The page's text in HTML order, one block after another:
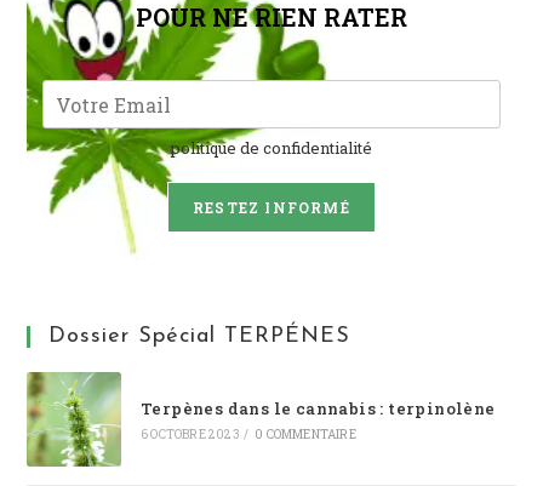
POUR NE RIEN RATER
politique de confidentialité
RESTEZ INFORMÉ
Dossier Spécial TERPÉNES
Terpènes dans le cannabis : terpinolène
6 OCTOBRE 2023 / 0 COMMENTAIRE